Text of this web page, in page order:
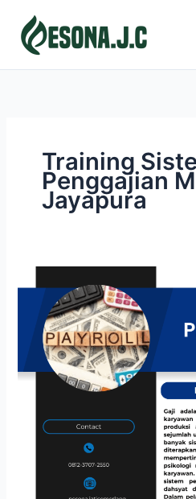
content
Training
Penggajian
Jayapura
PENGGAJIAN
MODERN